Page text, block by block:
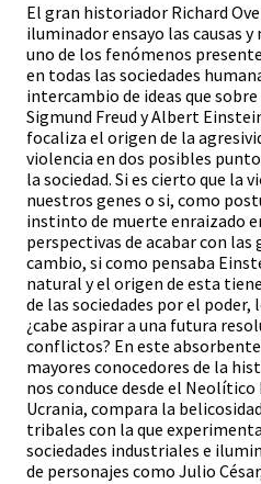
El gran historiador Richard
iluminador ensayo las causas
uno de los fenómenos
en todas las sociedades
intercambio de ideas que
Sigmund Freud y Albert
focaliza el origen de la
violencia en dos posibles
la sociedad. Si es cierto que la
nuestros genes o si, como
instinto de muerte enraizado
perspectivas de acabar con las
cambio, si como pensaba
natural y el origen de esta
de las sociedades por el poder,
¿cabe aspirar a una futura
conflictos? En este
mayores conocedores de la
nos conduce desde el
Ucrania, compara la
tribales con la que
sociedades industriales e
de personajes como Julio